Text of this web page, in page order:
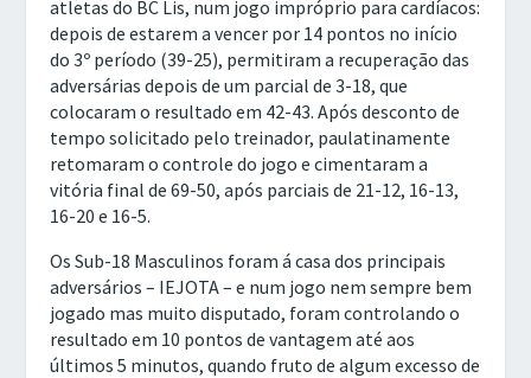
atletas do BC Lis, num jogo impróprio para cardíacos:
depois de estarem a vencer por 14 pontos no início
do 3º período (39-25), permitiram a recuperação das
adversárias depois de um parcial de 3-18, que
colocaram o resultado em 42-43. Após desconto de
tempo solicitado pelo treinador, paulatinamente
retomaram o controle do jogo e cimentaram a
vitória final de 69-50, após parciais de 21-12, 16-13,
16-20 e 16-5.
Os Sub-18 Masculinos foram á casa dos principais
adversários – IEJOTA – e num jogo nem sempre bem
jogado mas muito disputado, foram controlando o
resultado em 10 pontos de vantagem até aos
últimos 5 minutos, quando fruto de algum excesso de